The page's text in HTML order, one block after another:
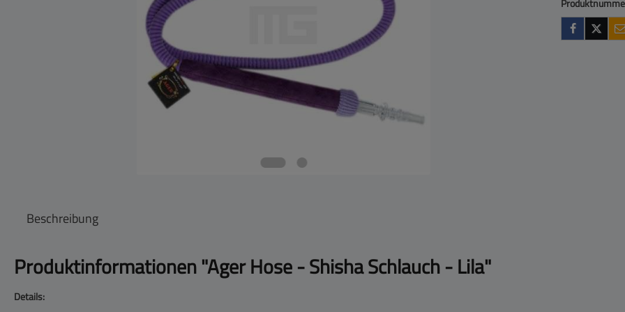
Beschreibung
Produktinformationen "Ager Hose - Shisha Schlauch - Lila"
Details: